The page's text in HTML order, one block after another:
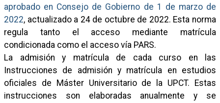
aprobado en Consejo de Gobierno de 1 de marzo de
2022, actualizado a 24 de octubre de 2022. Esta norma
regula tanto el acceso mediante matrícula
condicionada como el acceso vía PARS.
La admisión y matrícula de cada curso en las
Instrucciones de admisión y matrícula en estudios
oficiales de Máster Universitario de la UPCT. Estas
instrucciones son elaboradas anualmente y se